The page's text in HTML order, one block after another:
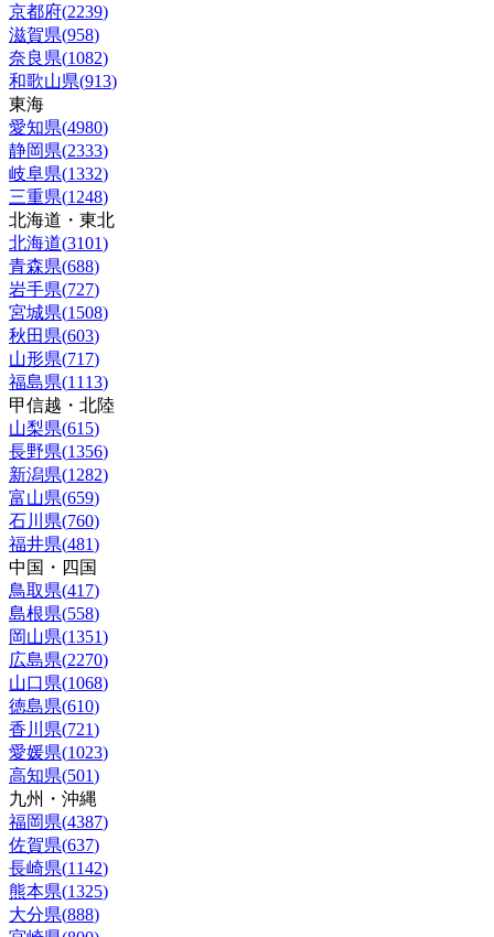
京都府(2239)
滋賀県(958)
奈良県(1082)
和歌山県(913)
東海
愛知県(4980)
静岡県(2333)
岐阜県(1332)
三重県(1248)
北海道・東北
北海道(3101)
青森県(688)
岩手県(727)
宮城県(1508)
秋田県(603)
山形県(717)
福島県(1113)
甲信越・北陸
山梨県(615)
長野県(1356)
新潟県(1282)
富山県(659)
石川県(760)
福井県(481)
中国・四国
鳥取県(417)
島根県(558)
岡山県(1351)
広島県(2270)
山口県(1068)
徳島県(610)
香川県(721)
愛媛県(1023)
高知県(501)
九州・沖縄
福岡県(4387)
佐賀県(637)
長崎県(1142)
熊本県(1325)
大分県(888)